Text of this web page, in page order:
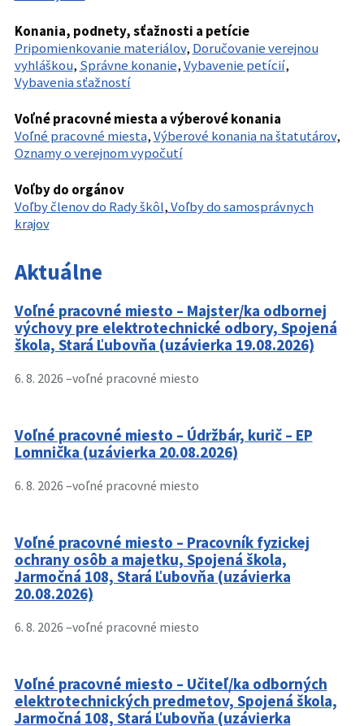
Konania, podnety, sťažnosti a petície
Pripomienkovanie materiálov, Doručovanie verejnou
vyhláškou, Správne konanie,Vybavenie petícií,
Vybavenia sťažností
Voľné pracovné miesta a výberové konania
Voľné pracovné miesta,Výberové konania na štatutárov,
Oznamy o verejnom vypočutí
Voľby do orgánov
Voľby členov do Rady škôl,Voľby do samosprávnych
krajov
Aktuálne
Voľné pracovné miesto – Majster/ka odbornej
výchovy pre elektrotechnické odbory, Spojená
škola, Stará Ľubovňa (uzávierka 19.08.2026)
6. 8. 2026 –voľné pracovné miesto
Voľné pracovné miesto – Údržbár, kurič – EP
Lomnička (uzávierka 20.08.2026)
6. 8. 2026 –voľné pracovné miesto
Voľné pracovné miesto – Pracovník fyzickej
ochrany osôb a majetku, Spojená škola,
Jarmočná 108, Stará Ľubovňa (uzávierka
20.08.2026)
6. 8. 2026 –voľné pracovné miesto
Voľné pracovné miesto – Učiteľ/ka odborných
elektrotechnických predmetov, Spojená škola,
Jarmočná 108, Stará Ľubovňa (uzávierka